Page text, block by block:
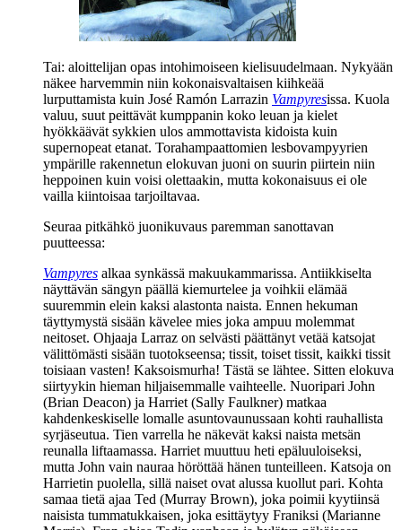
Tai: aloittelijan opas intohimoiseen kielisuudelmaan. Nykyään
näkee harvemmin niin kokonaisvaltaisen kiihkeää
lurputtamista kuin José Ramón Larrazin Vampyresissa. Kuola
valuu, suut peittävät kumppanin koko leuan ja kielet
hyökkäävät sykkien ulos ammottavista kidoista kuin
supernopeat etanat. Torahampaattomien lesbovampyyrien
ympärille rakennetun elokuvan juoni on suurin piirtein niin
heppoinen kuin voisi olettaakin, mutta kokonaisuus ei ole
vailla kiintoisaa tarjoiltavaa.
Seuraa pitkähkö juonikuvaus paremman sanottavan
puutteessa:
Vampyres alkaa synkässä makuukammarissa. Antiikkiselta
näyttävän sängyn päällä kiemurtelee ja voihkii elämää
suuremmin elein kaksi alastonta naista. Ennen hekuman
täyttymystä sisään kävelee mies joka ampuu molemmat
neitoset. Ohjaaja Larraz on selvästi päättänyt vetää katsojat
välittömästi sisään tuotokseensa; tissit, toiset tissit, kaikki tissit
toisiaan vasten! Kaksoismurha! Tästä se lähtee. Sitten elokuva
siirtyykin hieman hiljaisemmalle vaihteelle. Nuoripari John
(Brian Deacon) ja Harriet (Sally Faulkner) matkaa
kahdenkeskiselle lomalle asuntovaunussaan kohti rauhallista
syrjäseutua. Tien varrella he näkevät kaksi naista metsän
reunalla liftaamassa. Harriet muuttuu heti epäluuloiseksi,
mutta John vain nauraa höröttää hänen tunteilleen. Katsoja on
Harrietin puolella, sillä naiset ovat alussa kuollut pari. Kohta
samaa tietä ajaa Ted (Murray Brown), joka poimii kyytiinsä
naisista tummatukkaisen, joka esittäytyy Franiksi (Marianne